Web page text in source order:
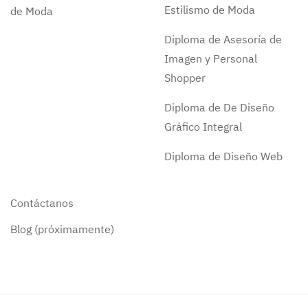
de Moda
Estilismo de Moda
Diploma de Asesoría de
Imagen y Personal
Shopper
Diploma de De Diseño
Gráfico Integral
Diploma de Diseño Web
Contáctanos
Blog (próximamente)